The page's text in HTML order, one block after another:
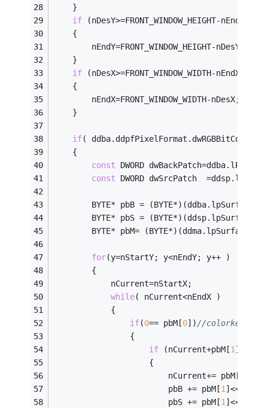
	}
if (nDesY>=FRONT_WINDOW_HEIGHT-nEndY)
	{
		nEndY=FRONT_WINDOW_HEIGHT-nDesY;
	}
if (nDesX>=FRONT_WINDOW_WIDTH-nEndX)
	{
		nEndX=FRONT_WINDOW_WIDTH-nDesX;
	}
if( ddba.ddpfPixelFormat.dwRGBBitCount
	{
const DWORD dwBackPatch=ddba.lPitch;
const DWORD dwSrcPatch
BYTE* pbB =
BYTE* pbS =
BYTE* pbM=
for(y=nStartY; y<nEndY; y++ )
		{
			nCurrent=nStartX;
while( nCurrent<nEndX )
			{
if(0== pbM[0])//colorkey
				{
if (nCurrent+pbM[1
					{
						nCurrent+= pbM[
						pbB += pbM[
1]<<
						pbS += pbM[
1]<<